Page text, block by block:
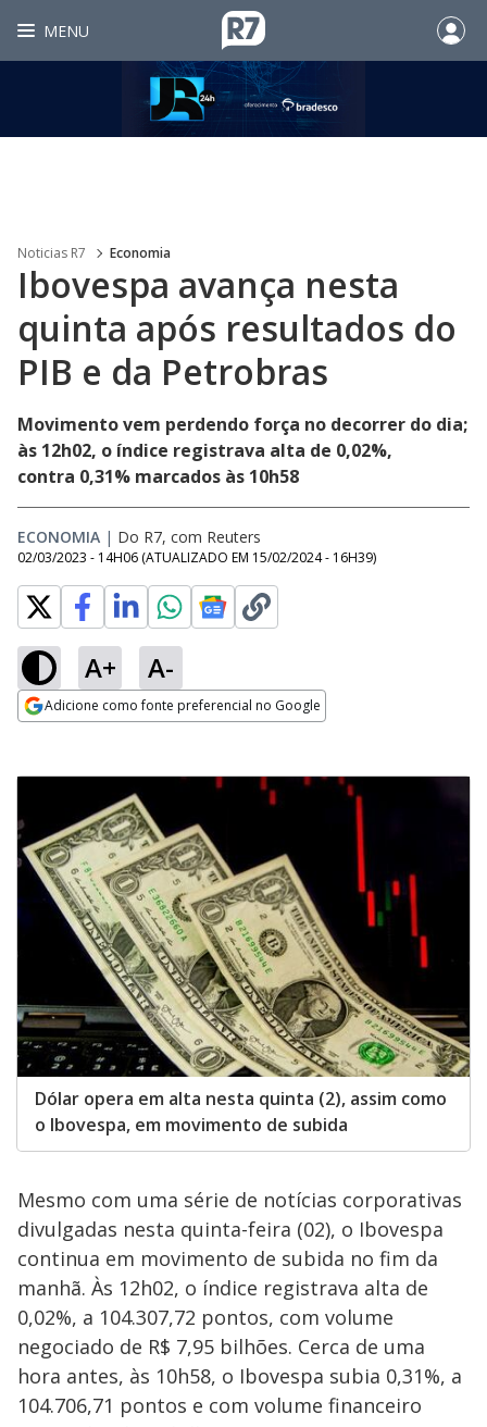
MENU
Noticias R7 Economia
Ibovespa avança nesta
quinta após resultados do
PIB e da Petrobras
Movimento vem perdendo força no decorrer do dia;
às 12h02, o índice registrava alta de 0,02%,
contra 0,31% marcados às 10h58
ECONOMIA | Do R7, com Reuters
02/03/2023 - 14H06 (ATUALIZADO EM 15/02/2024 - 16H39)
A+ A-
Adicione como fonte preferencial no Google
Dólar opera em alta nesta quinta (2), assim como
o Ibovespa, em movimento de subida
Mesmo com uma série de notícias corporativas
divulgadas nesta quinta-feira (02), o Ibovespa
continua em movimento de subida no fim da
manhã. Às 12h02, o índice registrava alta de
0,02%, a 104.307,72 pontos, com volume
negociado de R$ 7,95 bilhões. Cerca de uma
hora antes, às 10h58, o Ibovespa subia 0,31%, a
104.706,71 pontos e com volume financeiro